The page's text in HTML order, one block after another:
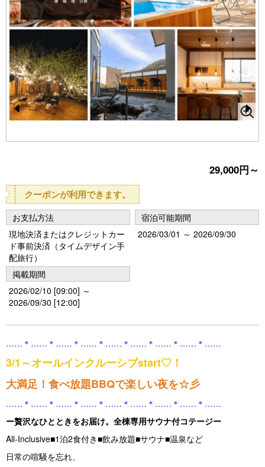
Pr
e
s
N
e
1 / 3
29,000円～
クーポンが利用できます。
お支払方法
現地決済またはクレジットカー
ド事前決済（タイムデザイン手
配旅行）
宿泊可能期間
2026/03/01 ～ 2026/09/30
掲載期間
2026/02/10 [09:00] ～
2026/09/30 [12:00]
……＊……＊……＊……＊……＊……＊……＊……＊……
3/1～オールインクルーシブstart♡！
大満足！食べ放題BBQで楽しい夜を☆彡
……＊……＊……＊……＊……＊……＊……＊……＊……
ー贅沢なひとときをお届け。全棟専用サウナ付コテージー
All-Inclusive■1泊2食付き■飲み放題■サウナ■温泉など
日常の喧騒を忘れ、